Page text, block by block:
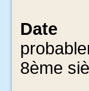
Date
8ème